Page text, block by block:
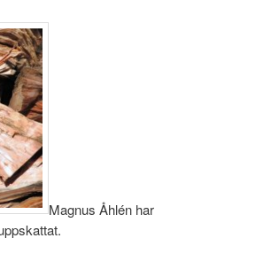
Magnus Åhlén har